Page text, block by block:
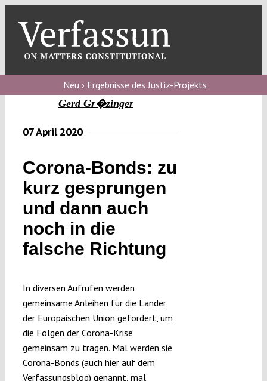
content
blog
Verfassungs
podcast
Verfassungs
editorial
Funding
Projects
Neu › Ergebnisse des Justiz-Projekts
Gerd Gr�zinger
07 April 2020
Corona-Bonds: zu
kurz gesprungen
und dann auch
noch in die
falsche Richtung
In diversen Aufrufen werden
gemeinsame Anleihen für die Länder
der Europäischen Union gefordert, um
die Folgen der Corona-Krise
gemeinsam zu tragen. Mal werden sie
Corona-Bonds (auch hier auf dem
Verfassungsblog) genannt, mal